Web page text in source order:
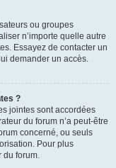
ou groupes
n’importe quelle autre
Essayez de contacter un
demander un accès.
?
jointes sont accordées
du forum n’a peut-être
concerné, ou seuls
Pour plus
du forum.